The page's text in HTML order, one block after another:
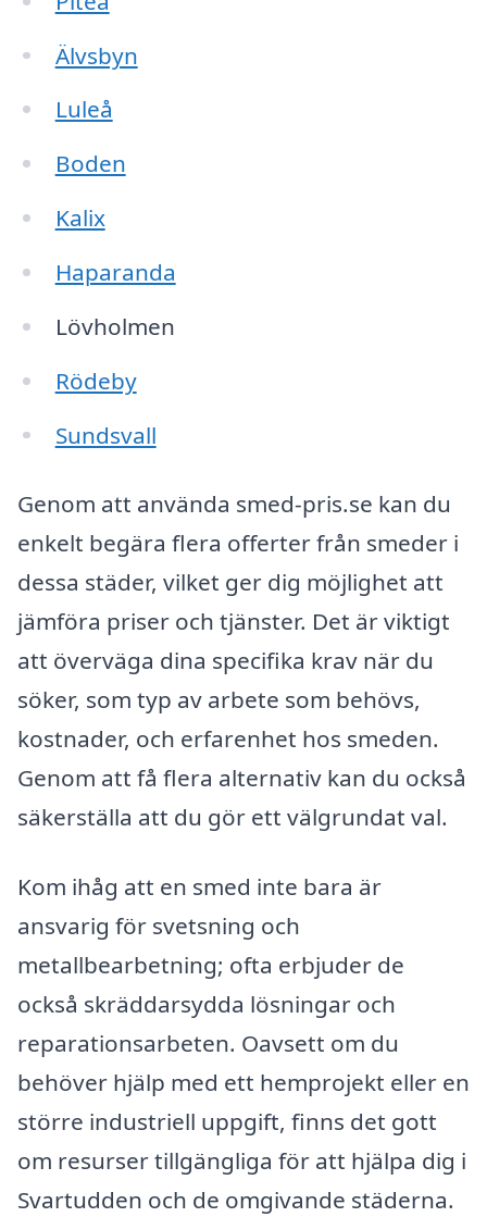
Älvsbyn
Luleå
Boden
Kalix
Haparanda
Lövholmen
Rödeby
Sundsvall
Genom att använda smed-pris.se kan du
enkelt begära flera offerter från smeder i
dessa städer, vilket ger dig möjlighet att
jämföra priser och tjänster. Det är viktigt
att överväga dina specifika krav när du
söker, som typ av arbete som behövs,
kostnader, och erfarenhet hos smeden.
Genom att få flera alternativ kan du också
säkerställa att du gör ett välgrundat val.
Kom ihåg att en smed inte bara är
ansvarig för svetsning och
metallbearbetning; ofta erbjuder de
också skräddarsydda lösningar och
reparationsarbeten. Oavsett om du
behöver hjälp med ett hemprojekt eller en
större industriell uppgift, finns det gott
om resurser tillgängliga för att hjälpa dig i
Svartudden och de omgivande städerna.